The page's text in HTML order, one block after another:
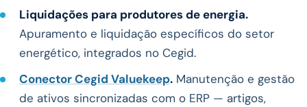
Liquidações para produtores de energia.
Apuramento e liquidação específicos do setor
energético, integrados no Cegid.
Conector Cegid Valuekeep. Manutenção e gestão
de ativos sincronizadas com o ERP — artigos,